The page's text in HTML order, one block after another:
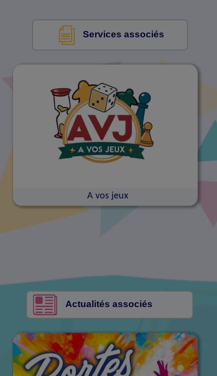
Services associés
A vos jeux
Actualités associés